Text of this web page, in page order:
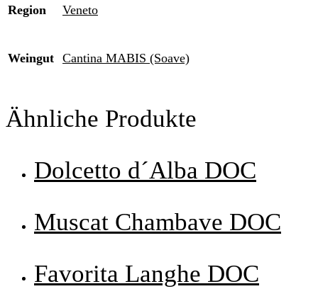
Region Veneto
Weingut Cantina MABIS (Soave)
Ähnliche Produkte
Dolcetto d´Alba DOC
Muscat Chambave DOC
Favorita Langhe DOC